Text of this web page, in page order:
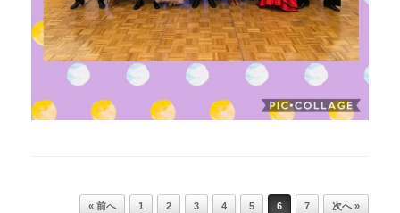
Post navigation
« 前へ 1 2 3 4 5 6 7 次へ »